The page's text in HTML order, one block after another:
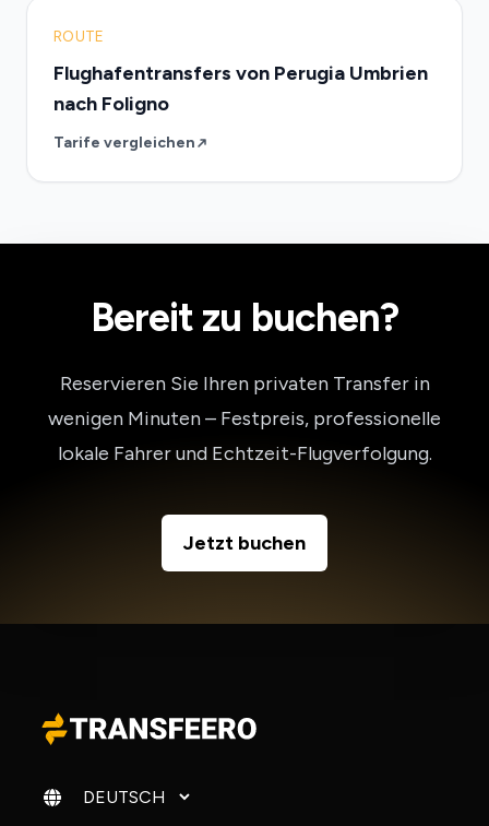
ROUTE
Flughafentransfers von Perugia Umbrien
nach Foligno
Tarife vergleichen
Bereit zu buchen?
Reservieren Sie Ihren privaten Transfer in
wenigen Minuten – Festpreis, professionelle
lokale Fahrer und Echtzeit-Flugverfolgung.
Jetzt buchen
Sprache ändern